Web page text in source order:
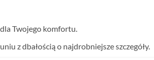
Twojego komfortu.
z dbałością o najdrobniejsze szczegóły.